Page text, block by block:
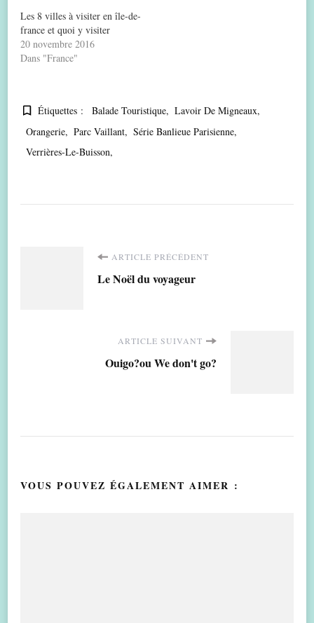
Les 8 villes à visiter en île-de-
france et quoi y visiter
20 novembre 2016
Dans "France"
Étiquettes : Balade Touristique
Lavoir De Migneaux
Orangerie
Parc Vaillant
Série Banlieue Parisienne
Verrières-Le-Buisson
NavigationARTICLE PRÉCÉDENT
Le Noël du voyageur
ARTICLE SUIVANT
Ouigo?ou We don't go?
VOUS POUVEZ ÉGALEMENT AIMER :